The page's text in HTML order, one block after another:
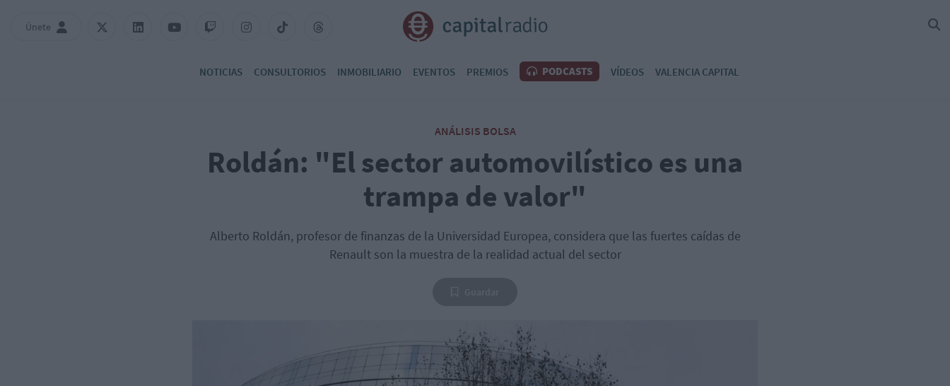
Únete
NOTICIAS CONSULTORIOS INMOBILIARIO EVENTOS PREMIOS PODCASTS VÍDEOS VALENCIA CAPITAL
ANÁLISIS BOLSA
Roldán: "El sector automovilístico es una
trampa de valor"
Alberto Roldán, profesor de finanzas de la Universidad Europea, considera que las fuertes caídas de
Renault son la muestra de la realidad actual del sector